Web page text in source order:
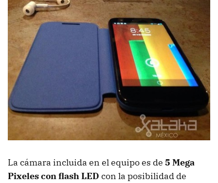
La cámara incluida en el equipo es de 5 Mega
Pixeles con flash LED con la posibilidad de